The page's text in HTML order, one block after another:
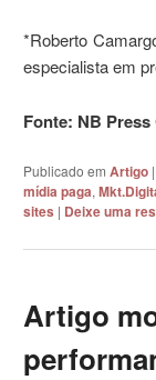
*Roberto
especialista em
Fonte: NB
Publicado em Artigo |
mídia paga,
sites | Deixe uma
Artigo